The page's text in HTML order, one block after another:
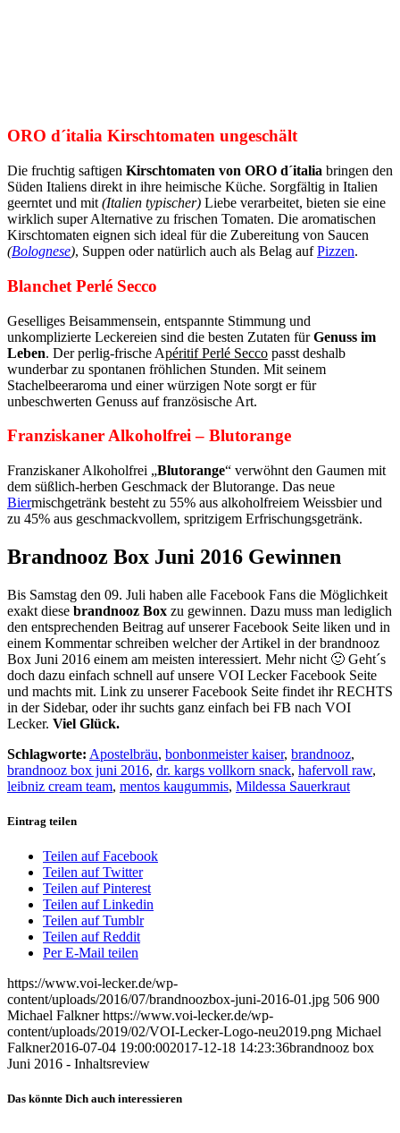
ORO d´italia Kirschtomaten ungeschält
Die fruchtig saftigen Kirschtomaten von ORO d´italia bringen den
Süden Italiens direkt in ihre heimische Küche. Sorgfältig in Italien
geerntet und mit (Italien typischer) Liebe verarbeitet, bieten sie eine
wirklich super Alternative zu frischen Tomaten. Die aromatischen
Kirschtomaten eignen sich ideal für die Zubereitung von Saucen
(Bolognese), Suppen oder natürlich auch als Belag aufPizzen.
Blanchet Perlé Secco
Geselliges Beisammensein, entspannte Stimmung und
unkomplizierte Leckereien sind die besten Zutaten fürGenuss im
Leben. Der perlig-frische Apéritif Perlé Secco passt deshalb
wunderbar zu spontanen fröhlichen Stunden. Mit seinem
Stachelbeeraroma und einer würzigen Note sorgt er für
unbeschwerten Genuss auf französische Art.
Franziskaner Alkoholfrei – Blutorange
Franziskaner Alkoholfrei „Blutorange“ verwöhnt den Gaumen mit
dem süßlich-herben Geschmack der Blutorange. Das neue
Biermischgetränk besteht zu 55% aus alkoholfreiem Weissbier und
zu 45% aus geschmackvollem, spritzigem Erfrischungsgetränk.
Brandnooz Box Juni 2016 Gewinnen
Bis Samstag den 09. Juli haben alle Facebook Fans die Möglichkeit
exakt diese brandnooz Box zu gewinnen. Dazu muss man lediglich
den entsprechenden Beitrag auf unserer Facebook Seite liken und in
einem Kommentar schreiben welcher der Artikel in der brandnooz
Box Juni 2016 einem am meisten interessiert. Mehr nicht 🙂 Geht´s
doch dazu einfach schnell auf unsere VOI Lecker Facebook Seite
und machts mit. Link zu unserer Facebook Seite findet ihr RECHTS
in der Sidebar, oder ihr suchts ganz einfach bei FB nach VOI
Lecker. Viel Glück.
Schlagworte: Apostelbräu, bonbonmeister kaiser, brandnooz,
brandnooz box juni 2016, dr. kargs vollkorn snack, hafervoll raw,
leibniz cream team, mentos kaugummis, Mildessa Sauerkraut
Eintrag teilen
Teilen auf Facebook
Teilen auf Twitter
Teilen auf Pinterest
Teilen auf Linkedin
Teilen auf Tumblr
Teilen auf Reddit
Per E-Mail teilen
https://www.voi-lecker.de/wp-
content/uploads/2016/07/brandnoozbox-juni-2016-01.jpg 506 900
Michael Falkner https://www.voi-lecker.de/wp-
content/uploads/2019/02/VOI-Lecker-Logo-neu2019.png Michael
Falkner2016-07-04 19:00:002017-12-18 14:23:36brandnooz box
Juni 2016 - Inhaltsreview
Das könnte Dich auch interessieren